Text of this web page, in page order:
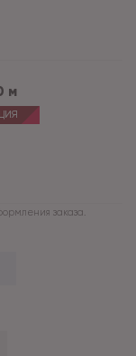
м
заказа.